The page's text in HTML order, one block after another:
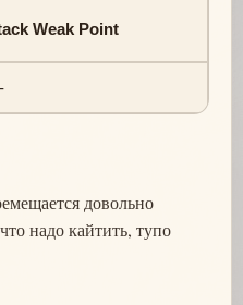
Weak Point
-
довольно
надо кайтить, тупо